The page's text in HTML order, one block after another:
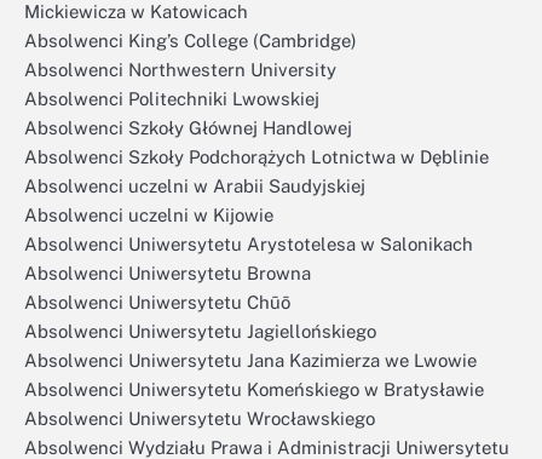
Mickiewicza w Katowicach
Absolwenci King’s College (Cambridge)
Absolwenci Northwestern University
Absolwenci Politechniki Lwowskiej
Absolwenci Szkoły Głównej Handlowej
Absolwenci Szkoły Podchorążych Lotnictwa w Dęblinie
Absolwenci uczelni w Arabii Saudyjskiej
Absolwenci uczelni w Kijowie
Absolwenci Uniwersytetu Arystotelesa w Salonikach
Absolwenci Uniwersytetu Browna
Absolwenci Uniwersytetu Chūō
Absolwenci Uniwersytetu Jagiellońskiego
Absolwenci Uniwersytetu Jana Kazimierza we Lwowie
Absolwenci Uniwersytetu Komeńskiego w Bratysławie
Absolwenci Uniwersytetu Wrocławskiego
Absolwenci Wydziału Prawa i Administracji Uniwersytetu